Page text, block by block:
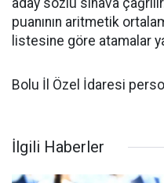
aday sözlü sınava
puanının aritmetik
listesine göre atamalar
Bolu İl Özel İdaresi
İlgili Haberler